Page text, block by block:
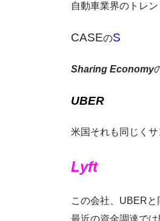
自動車業界のトレン
CASEのS
Sharing Economy
UBER
米国それも同じく
Lyft
この会社、UBERと